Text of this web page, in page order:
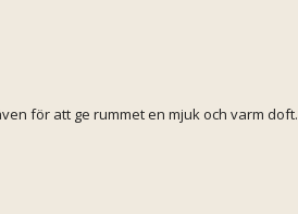
för att ge rummet en mjuk och varm doft.